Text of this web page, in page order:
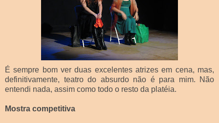
É sempre bom ver duas excelentes atrizes em cena, mas,
definitivamente, teatro do absurdo não é para mim. Não
entendi nada, assim como todo o resto da platéia.
Mostra competitiva